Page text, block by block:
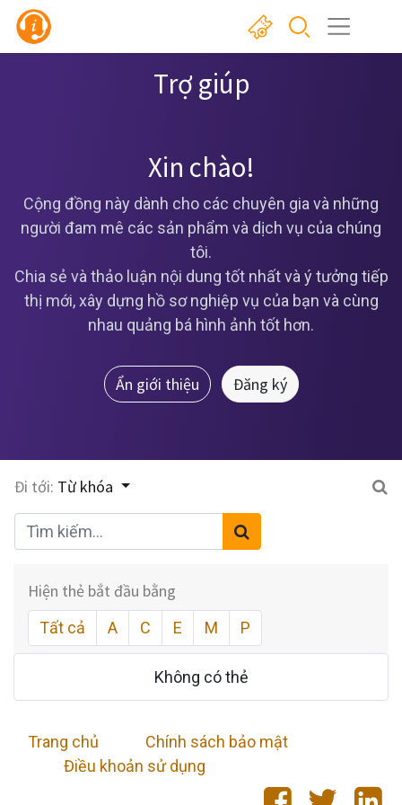
Trợ giúp
Xin chào!
Cộng đồng này dành cho các chuyên gia và những
người đam mê các sản phẩm và dịch vụ của chúng
tôi.
Chia sẻ và thảo luận nội dung tốt nhất và ý tưởng tiếp
thị mới, xây dựng hồ sơ nghiệp vụ của bạn và cùng
nhau quảng bá hình ảnh tốt hơn.
Ẩn giới thiệu Đăng ký
Đi tới: Từ khóa
Hiện thẻ bắt đầu bằng
Tất cả A C E M P
Không có thẻ
Trang chủ
Chính sách bảo mật
Điều khoản sử dụng